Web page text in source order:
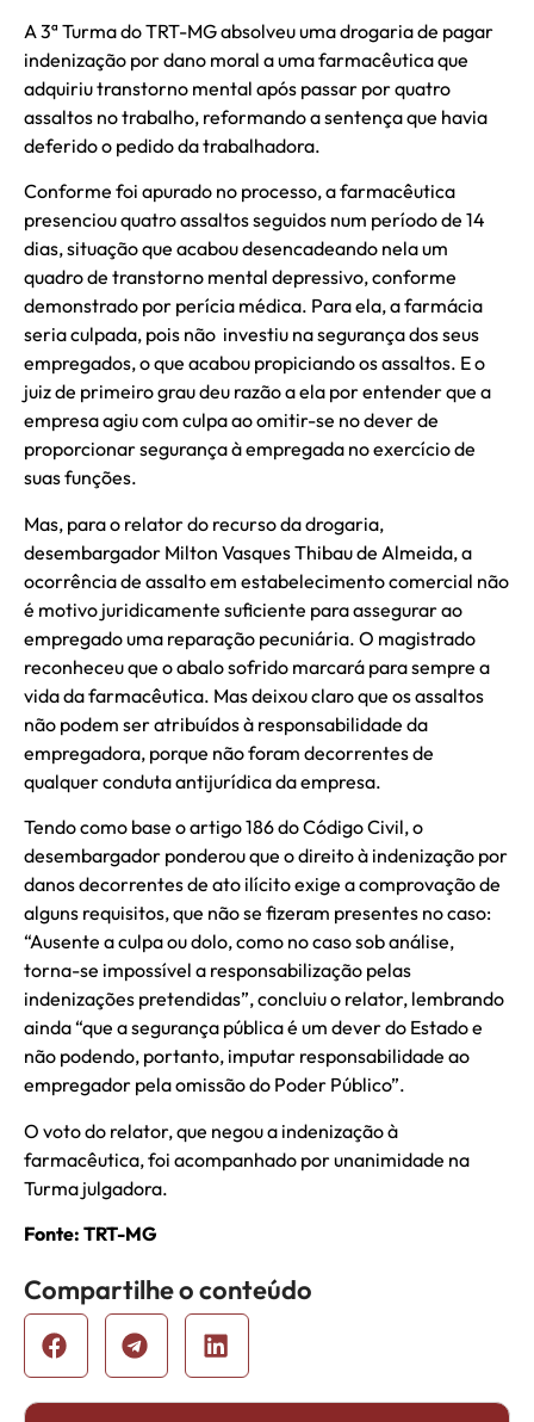
A 3ª Turma do TRT-MG absolveu uma drogaria de pagar
indenização por dano moral a uma farmacêutica que
adquiriu transtorno mental após passar por quatro
assaltos no trabalho, reformando a sentença que havia
deferido o pedido da trabalhadora.
Conforme foi apurado no processo, a farmacêutica
presenciou quatro assaltos seguidos num período de 14
dias, situação que acabou desencadeando nela um
quadro de transtorno mental depressivo, conforme
demonstrado por perícia médica. Para ela, a farmácia
seria culpada, pois não investiu na segurança dos seus
empregados, o que acabou propiciando os assaltos. E o
juiz de primeiro grau deu razão a ela por entender que a
empresa agiu com culpa ao omitir-se no dever de
proporcionar segurança à empregada no exercício de
suas funções.
Mas, para o relator do recurso da drogaria,
desembargador Milton Vasques Thibau de Almeida, a
ocorrência de assalto em estabelecimento comercial não
é motivo juridicamente suficiente para assegurar ao
empregado uma reparação pecuniária. O magistrado
reconheceu que o abalo sofrido marcará para sempre a
vida da farmacêutica. Mas deixou claro que os assaltos
não podem ser atribuídos à responsabilidade da
empregadora, porque não foram decorrentes de
qualquer conduta antijurídica da empresa.
Tendo como base o artigo 186 do Código Civil, o
desembargador ponderou que o direito à indenização por
danos decorrentes de ato ilícito exige a comprovação de
alguns requisitos, que não se fizeram presentes no caso:
“Ausente a culpa ou dolo, como no caso sob análise,
torna-se impossível a responsabilização pelas
indenizações pretendidas”, concluiu o relator, lembrando
ainda “que a segurança pública é um dever do Estado e
não podendo, portanto, imputar responsabilidade ao
empregador pela omissão do Poder Público”.
O voto do relator, que negou a indenização à
farmacêutica, foi acompanhado por unanimidade na
Turma julgadora.
Fonte: TRT-MG
Compartilhe o conteúdo